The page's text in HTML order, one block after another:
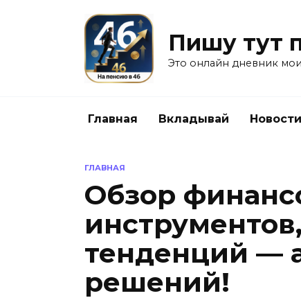
Пишу тут
Это онлайн дневник
Главная Вкладывай Новости
ГЛАВНАЯ
Обзор
тенденций —
решений!